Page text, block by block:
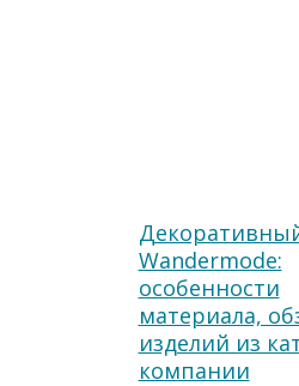
Wandermode:
особенности
материала,
изделий из
компании